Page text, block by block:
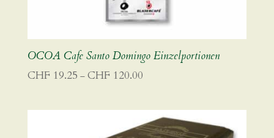
OCOA Cafe Santo Domingo Einzelportionen
CHF 19.25 – CHF 120.00Preisspanne:
CHF 120.00